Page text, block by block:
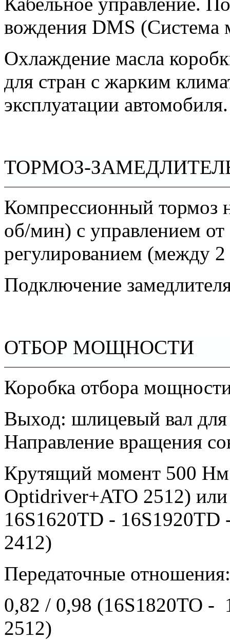
вождения DMS (Система
Охлаждение масла
для стран с жарким
эксплуатации автомобиля.
ТОРМОЗ-
Компрессионный тормоз
об/мин) с управлением от
регулированием (между
Подключение
ОТБОР МОЩНОСТИ
Коробка отбора
Выход: шлицевый вал для
Направление вращения
Крутящий момент 500 Нм
Optidriver+ATO 2512) или
16S1620TD -
2412)
Передаточные отношения:
0,82 / 0,98 (16S1820TO -
2512)